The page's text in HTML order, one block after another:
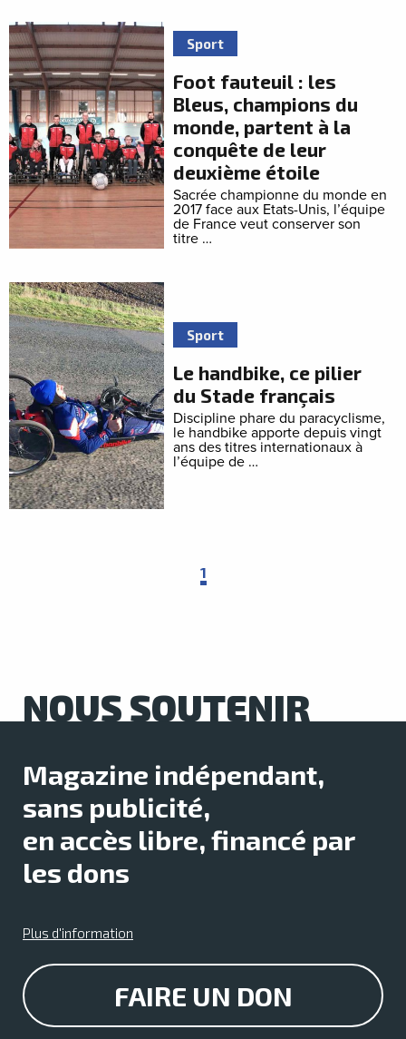
Sport
Foot fauteuil : les
Bleus, champions du
monde, partent à la
conquête de leur
deuxième étoile
Sacrée championne du monde en
2017 face aux Etats-Unis, l’équipe
de France veut conserver son
titre …
Sport
Le handbike, ce pilier
du Stade français
Discipline phare du paracyclisme,
le handbike apporte depuis vingt
ans des titres internationaux à
l’équipe de …
1
NOUS SOUTENIR
Magazine indépendant,
sans publicité,
en accès libre, financé par
les dons
Plus d'information
FAIRE UN DON